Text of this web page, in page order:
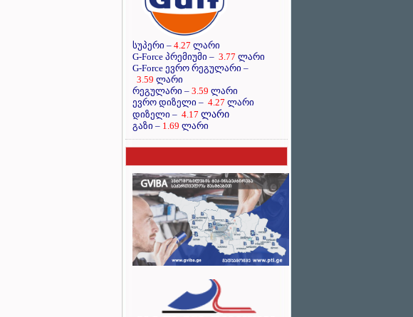
სუპერი – 4.27 ლარი
G-Force პრემიუმი – 3.77 ლარი
G-Force ევრო რეგულარი –
3.59 ლარი
რეგულარი – 3.59 ლარი
ევრო დიზელი – 4.27 ლარი
დიზელი – 4.17 ლარი
გაზი – 1.69 ლარი